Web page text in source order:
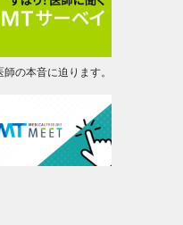
の本音に迫ります。